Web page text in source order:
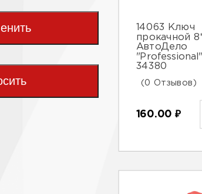
14063 Ключ
прокачной
АвтоДело
"Professional"
34380
(0 Отзывов)
160.00 ₽